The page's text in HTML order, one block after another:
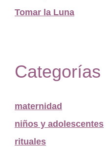
Tomar la Luna
Categorías
maternidad
niños y adolescentes
rituales